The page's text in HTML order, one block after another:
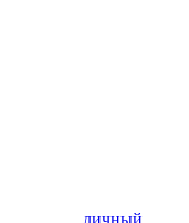
личный